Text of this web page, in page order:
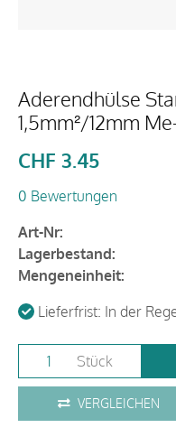
Aderendhülse
1,5mm²/12mm
CHF 3.45
0 Bewertungen
Art-Nr:
Lagerbestand:
Mengeneinheit:
Lieferfrist: In der
Stück
VERGLEICHEN